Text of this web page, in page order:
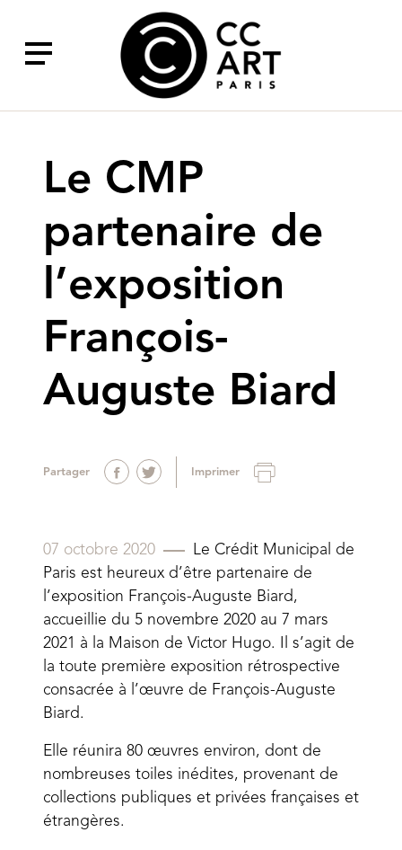
au
contenu
principal
Le CMP
partenaire de
l’exposition
François-
Auguste Biard
Partager Imprimer
07 octobre 2020
Le Crédit Municipal de
Paris est heureux d’être partenaire de
l’exposition François-Auguste Biard,
accueillie du 5 novembre 2020 au 7 mars
2021 à la Maison de Victor Hugo. Il s’agit de
la toute première exposition rétrospective
consacrée à l’œuvre de François-Auguste
Biard.
Elle réunira 80 œuvres environ, dont de
nombreuses toiles inédites, provenant de
collections publiques et privées françaises et
étrangères.